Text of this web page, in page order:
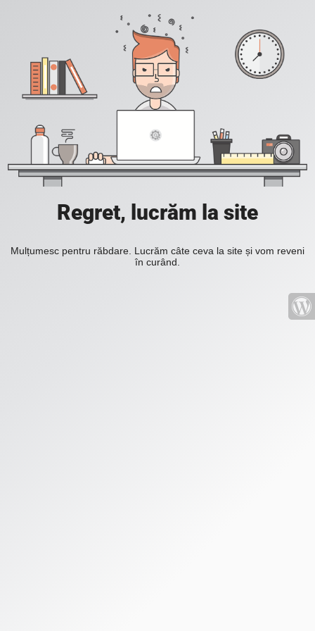
Regret, lucrăm la site
Mulțumesc pentru răbdare. Lucrăm câte ceva la site și vom reveni
în curând.